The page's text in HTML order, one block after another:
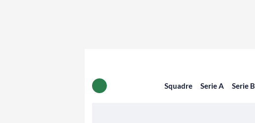
Squadre Serie A Serie B